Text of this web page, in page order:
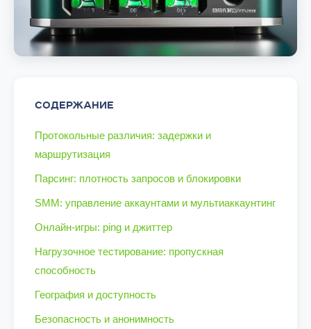
СОДЕРЖАНИЕ
Протокольные различия: задержки и
маршрутизация
Парсинг: плотность запросов и блокировки
SMM: управление аккаунтами и мультиаккаунтинг
Онлайн-игры: ping и джиттер
Нагрузочное тестирование: пропускная
способность
География и доступность
Безопасность и анонимность